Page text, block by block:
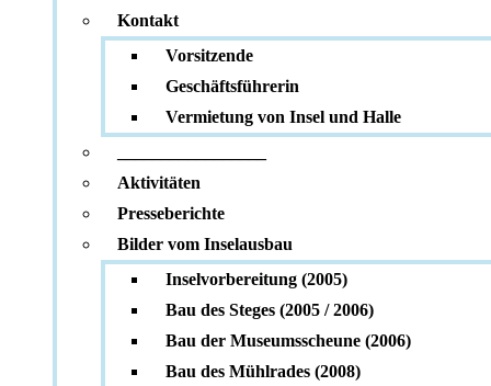
Kontakt
Vorsitzende
Geschäftsführerin
Vermietung von Insel und Halle
Aktivitäten
Presseberichte
Bilder vom Inselausbau
Inselvorbereitung (2005)
Bau des Steges (2005 / 2006)
Bau der Museumsscheune (2006)
Bau des Mühlrades (2008)